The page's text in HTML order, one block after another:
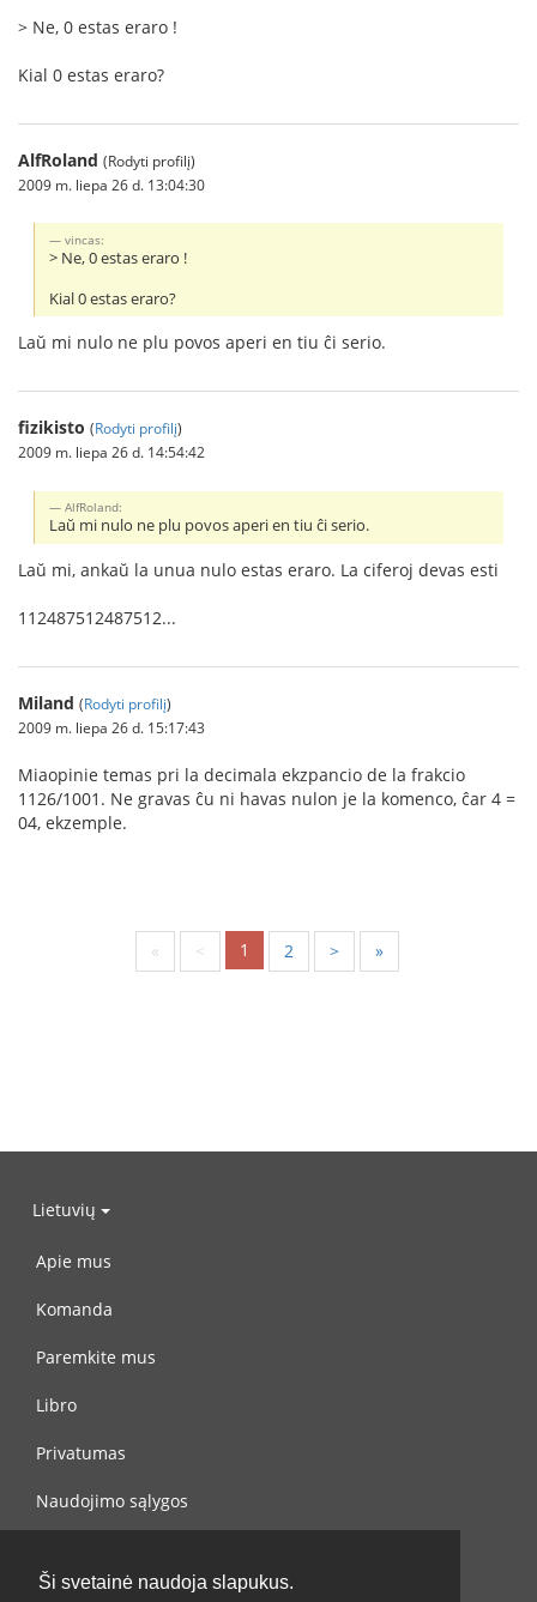
Ši svetainė naudoja slapukus.
> Ne, 0 estas eraro !
Kial 0 estas eraro?
AlfRoland (Rodyti profilį)
2009 m. liepa 26 d. 13:04:30
vincas:
> Ne, 0 estas eraro !
Kial 0 estas eraro?
Laŭ mi nulo ne plu povos aperi en tiu ĉi serio.
fizikisto (Rodyti profilį)
2009 m. liepa 26 d. 14:54:42
AlfRoland:
Laŭ mi nulo ne plu povos aperi en tiu ĉi serio.
Laŭ mi, ankaŭ la unua nulo estas eraro. La ciferoj devas esti
112487512487512...
Miland (Rodyti profilį)
2009 m. liepa 26 d. 15:17:43
Miaopinie temas pri la decimala ekzpancio de la frakcio
1126/1001. Ne gravas ĉu ni havas nulon je la komenco, ĉar 4 =
04, ekzemple.
« < 1 2 > »
Lietuvių
Apie mus
Komanda
Paremkite mus
Libro
Privatumas
Naudojimo sąlygos